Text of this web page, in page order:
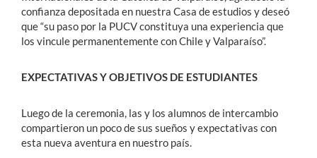
confianza depositada en nuestra Casa de estudios y deseó
que “su paso por la PUCV constituya una experiencia que
los vincule permanentemente con Chile y Valparaíso”.
EXPECTATIVAS Y OBJETIVOS DE ESTUDIANTES
Luego de la ceremonia, las y los alumnos de intercambio
compartieron un poco de sus sueños y expectativas con
esta nueva aventura en nuestro país.